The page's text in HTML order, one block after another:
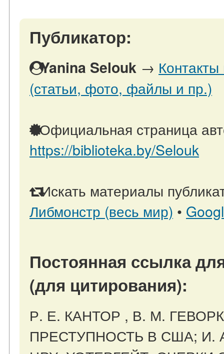
Публикатор:
Yanina Selouk →
(статьи, фото, файлы и пр.)
Официальная страница
https://biblioteka.by/Selouk
Искать материалы
Либмонстр (весь мир) •
Постоянная ссылка
(для цитирования):
Р. Е. КАНТОР , В. М.
ПРЕСТУПНОСТЬ В США; И.